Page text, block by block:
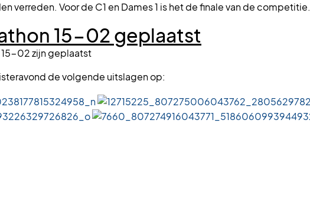
verreden. Voor de C1 en Dames 1 is het de finale van de competitie.
15-02 geplaatst
15-02 zijn geplaatst
de volgende uitslagen op: